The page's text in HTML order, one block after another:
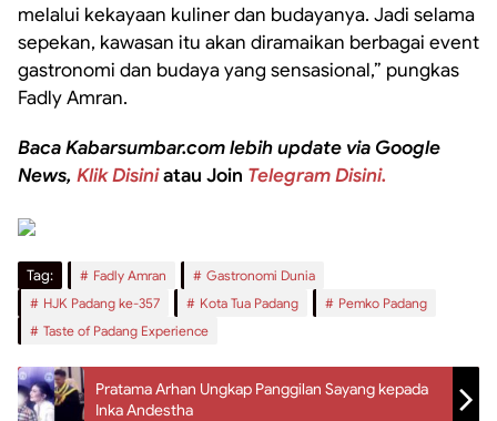
melalui kekayaan kuliner dan budayanya. Jadi selama
sepekan, kawasan itu akan diramaikan berbagai event
gastronomi dan budaya yang sensasional,” pungkas
Fadly Amran.
Baca Kabarsumbar.com lebih update via Google
News, Klik Disiniatau Join Telegram Disini.
Tag: Fadly Amran
Gastronomi Dunia
HJK Padang ke-357
Kota Tua Padang
Pemko Padang
Taste of Padang Experience
Pratama Arhan Ungkap Panggilan Sayang kepada
Inka Andestha